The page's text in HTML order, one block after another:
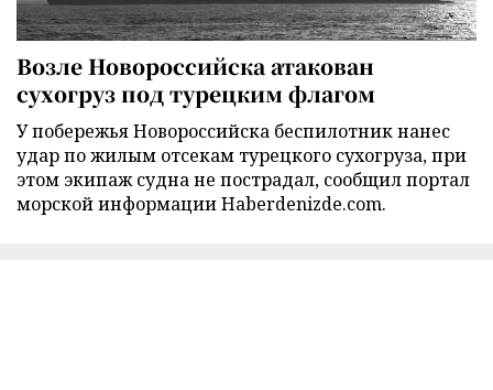
Возле Новороссийска атакован
сухогруз под турецким флагом
У побережья Новороссийска беспилотник нанес
удар по жилым отсекам турецкого сухогруза, при
этом экипаж судна не пострадал, сообщил портал
морской информации Haberdenizde.com.